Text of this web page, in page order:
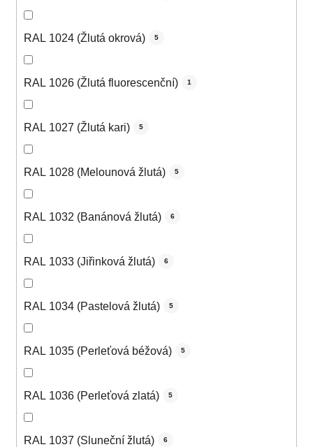
RAL 1024 (Žlutá okrová) 5
RAL 1026 (Žlutá fluorescenční) 1
RAL 1027 (Žlutá kari) 5
RAL 1028 (Melounová žlutá) 5
RAL 1032 (Banánová žlutá) 6
RAL 1033 (Jiřinková žlutá) 6
RAL 1034 (Pastelová žlutá) 5
RAL 1035 (Perleťová béžová) 5
RAL 1036 (Perleťová zlatá) 5
RAL 1037 (Sluneční žlutá) 6